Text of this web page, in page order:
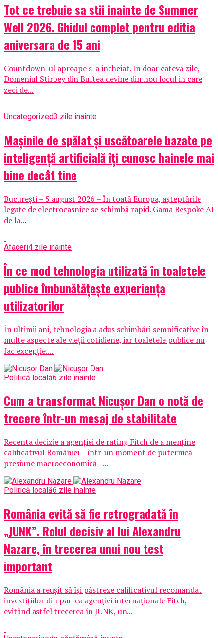
Tot ce trebuie sa stii inainte de Summer
Well 2026. Ghidul complet pentru editia
aniversara de 15 ani
Countdown-ul aproape s-a incheiat. In doar cateva zile,
Domeniul Stirbey din Buftea devine din nou locul in care
zeci de...
Uncategorized3 zile inainte
Mașinile de spălat și uscătoarele bazate pe
inteligență artificială îți cunosc hainele mai
bine decât tine
București – 5 august 2026 – În toată Europa, așteptările
legate de electrocasnice se schimbă rapid. Gama Bespoke AI
de la...
Afaceri4 zile inainte
În ce mod tehnologia utilizată în toaletele
publice îmbunătățește experiența
utilizatorilor
În ultimii ani, tehnologia a adus schimbări semnificative în
multe aspecte ale vieții cotidiene, iar toaletele publice nu
fac excepție....
Politică locală6 zile inainte
Cum a transformat Nicușor Dan o notă de
trecere într-un mesaj de stabilitate
Recenta decizie a agenției de rating Fitch de a menține
calificativul României – într-un moment de puternică
presiune macroeconomică –...
Politică locală6 zile inainte
România evită să fie retrogradată în
„JUNK”. Rolul decisiv al lui Alexandru
Nazare, în trecerea unui nou test
important
România a reușit să își păstreze calificativul recomandat
investițiilor din partea agenției internaționale Fitch,
evitând astfel trecerea în JUNK, un...